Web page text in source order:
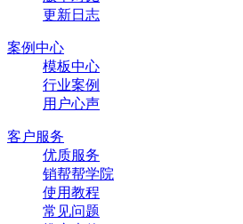
更新日志
案例中心
模板中心
行业案例
用户心声
客户服务
优质服务
销帮帮学院
使用教程
常见问题